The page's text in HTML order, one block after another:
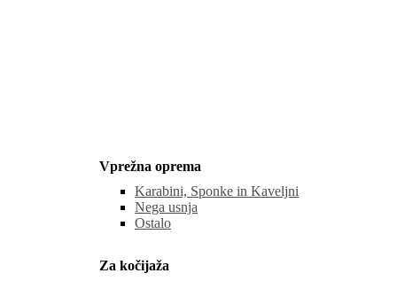
Vprežna oprema
Karabini, Sponke in Kaveljni
Nega usnja
Ostalo
Za kočijaža